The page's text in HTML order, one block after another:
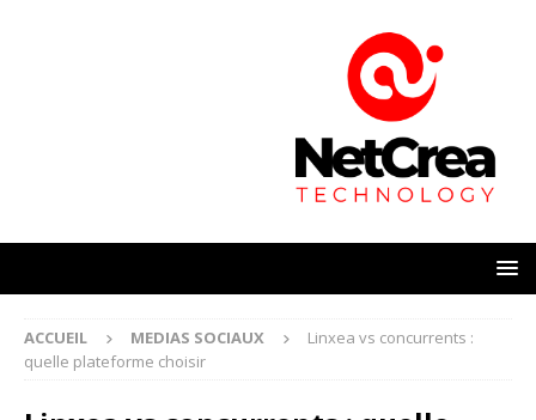
ACCUEIL MEDIAS SOCIAUX
Linxea vs concurrents :
quelle plateforme choisir